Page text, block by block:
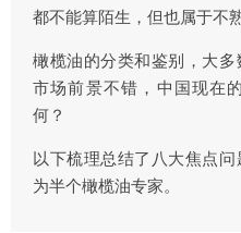
都不能算陌生，但也属于不
橄榄油的分类和鉴别，大
市场前景不错，中国现在
何？
以下梳理总结了八大焦点
为半个橄榄油专家。